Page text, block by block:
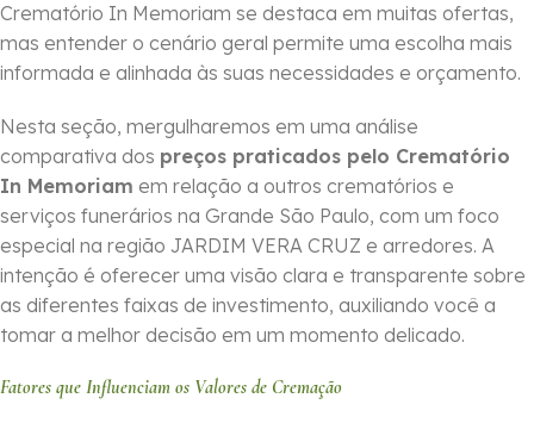
Crematório In Memoriam se destaca em muitas ofertas,
mas entender o cenário geral permite uma escolha mais
informada e alinhada às suas necessidades e orçamento.
Nesta seção, mergulharemos em uma análise
comparativa dos preços praticados pelo Crematório
In Memoriam em relação a outros crematórios e
serviços funerários na Grande São Paulo, com um foco
especial na região JARDIM VERA CRUZ e arredores. A
intenção é oferecer uma visão clara e transparente sobre
as diferentes faixas de investimento, auxiliando você a
tomar a melhor decisão em um momento delicado.
Fatores que Influenciam os Valores de Cremação